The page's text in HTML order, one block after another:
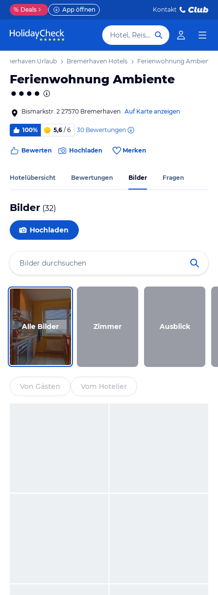
% Deals App öffnen Kontakt
Hotel, Reiseziel
Urlaub Bremerhaven Hotels Ferienwohnung Ambiente
Ferienwohnung Ambiente
Bismarkstr. 2 27570 Bremerhaven Auf Karte anzeigen
100% 5,6 / 6 30 Bewertungen
Bewerten Hochladen Merken
Hotelübersicht Bewertungen Bilder Fragen
Bilder (32)
Hochladen
Alle Bilder Zimmer Ausblick
Von Gästen Vom Hotelier